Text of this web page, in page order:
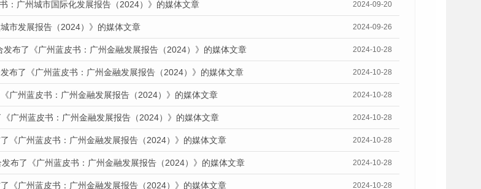
：广州城市国际化发展报告（2024）》的媒体文章 2024-09-20
市发展报告（2024）》的媒体文章 2024-09-26
布了《广州蓝皮书：广州金融发展报告（2024）》的媒体文章 2024-10-28
布了《广州蓝皮书：广州金融发展报告（2024）》的媒体文章 2024-10-28
广州蓝皮书：广州金融发展报告（2024）》的媒体文章 2024-10-28
广州蓝皮书：广州金融发展报告（2024）》的媒体文章 2024-10-28
《广州蓝皮书：广州金融发展报告（2024）》的媒体文章 2024-10-28
布了《广州蓝皮书：广州金融发展报告（2024）》的媒体文章 2024-10-28
《广州蓝皮书：广州金融发展报告（2024）》的媒体文章 2024-10-28